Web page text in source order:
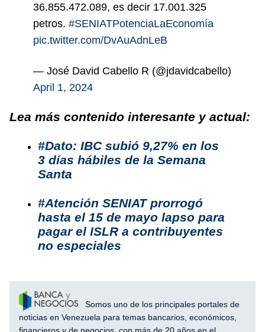
36.855.472.089, es decir 17.001.325
petros. #SENIATPotenciaLaEconomía
pic.twitter.com/DvAuAdnLeB
— José David Cabello R (@jdavidcabello)
April 1, 2024
Lea más contenido interesante y actual:
#Dato: IBC subió 9,27% en los
3 días hábiles de la Semana
Santa
#Atención SENIAT prorrogó
hasta el 15 de mayo lapso para
pagar el ISLR a contribuyentes
no especiales
Somos uno de los principales portales de
noticias en Venezuela para temas bancarios, económicos,